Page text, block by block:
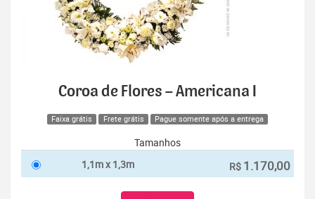
Coroa de Flores – Americana I
Faixa grátis Frete grátis Pague somente após a entrega
Tamanhos
1,1m x 1,3m
R$ 1.170,00